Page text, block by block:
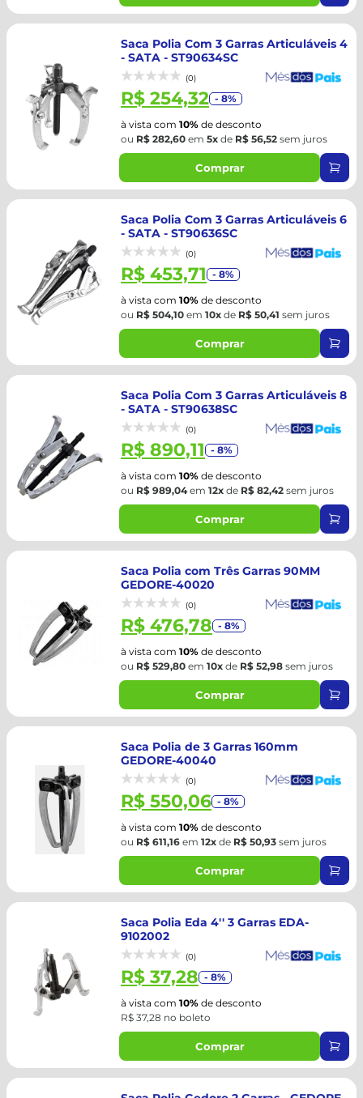
Saca Polia Com 3 Garras Articuláveis 4
- SATA - ST90634SC
(0)
R$ 254,32 - 8%
à vista com 10% de desconto
ou R$ 282,60 em 5x de R$ 56,52 sem juros
Comprar
Saca Polia Com 3 Garras Articuláveis 6
- SATA - ST90636SC
(0)
R$ 453,71 - 8%
à vista com 10% de desconto
ou R$ 504,10 em 10x de R$ 50,41 sem juros
Comprar
Saca Polia Com 3 Garras Articuláveis 8
- SATA - ST90638SC
(0)
R$ 890,11 - 8%
à vista com 10% de desconto
ou R$ 989,04em 12x de R$ 82,42 sem juros
Comprar
Saca Polia com Três Garras 90MM
GEDORE-40020
(0)
R$ 476,78 - 8%
à vista com 10% de desconto
ou R$ 529,80 em 10x de R$ 52,98 sem juros
Comprar
Saca Polia de 3 Garras 160mm
GEDORE-40040
(0)
R$ 550,06 - 8%
à vista com 10% de desconto
ou R$ 611,16 em 12x de R$ 50,93 sem juros
Comprar
Saca Polia Eda 4'' 3 Garras EDA-
9102002
(0)
R$ 37,28 - 8%
à vista com 10% de desconto
R$ 37,28 no boleto
Comprar